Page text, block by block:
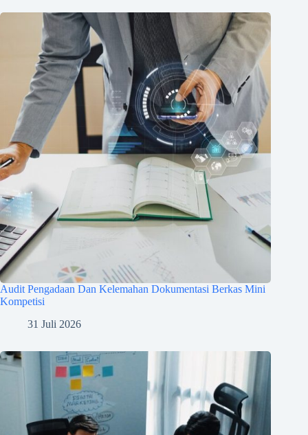
Audit Pengadaan Dan Kelemahan Dokumentasi Berkas Mini
Kompetisi
31 Juli 2026